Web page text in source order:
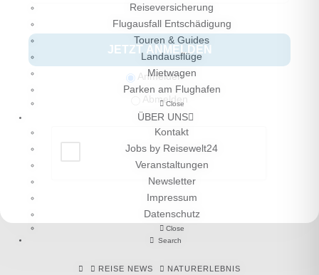
JETZT ANMELDEN
Anmelden
Abmelden
Reiseversicherung
Flugausfall Entschädigung
Touren & Guides
Landausflüge
Mietwagen
Parken am Flughafen
Close
ÜBER UNS
Kontakt
Jobs by Reisewelt24
Veranstaltungen
Newsletter
Impressum
Datenschutz
Close
Search
HOMEREISE NEWS NATURERLEBNIS